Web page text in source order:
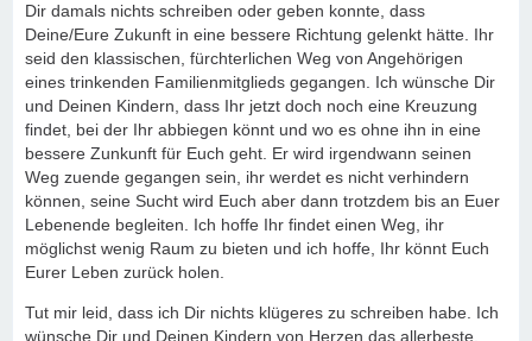
Dir damals nichts schreiben oder geben konnte, dass
Deine/Eure Zukunft in eine bessere Richtung gelenkt hätte. Ihr
seid den klassischen, fürchterlichen Weg von Angehörigen
eines trinkenden Familienmitglieds gegangen. Ich wünsche Dir
und Deinen Kindern, dass Ihr jetzt doch noch eine Kreuzung
findet, bei der Ihr abbiegen könnt und wo es ohne ihn in eine
bessere Zunkunft für Euch geht. Er wird irgendwann seinen
Weg zuende gegangen sein, ihr werdet es nicht verhindern
können, seine Sucht wird Euch aber dann trotzdem bis an Euer
Lebenende begleiten. Ich hoffe Ihr findet einen Weg, ihr
möglichst wenig Raum zu bieten und ich hoffe, Ihr könnt Euch
Eurer Leben zurück holen.
Tut mir leid, dass ich Dir nichts klügeres zu schreiben habe. Ich
wünsche Dir und Deinen Kindern von Herzen das allerbeste.